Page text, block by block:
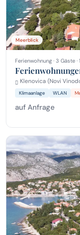
Meerblick
Ferienwohnung · 3 Gäste ·
Klenovica (Novi
Klimaanlage WLAN
auf Anfrage